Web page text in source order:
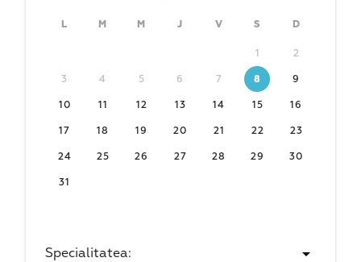
Specialitatea:
L M M J V S D
1 2
3 4 5 6 7 8 9
10 11 12 13 14 15 16
17 18 19 20 21 22 23
24 25 26 27 28 29 30
31